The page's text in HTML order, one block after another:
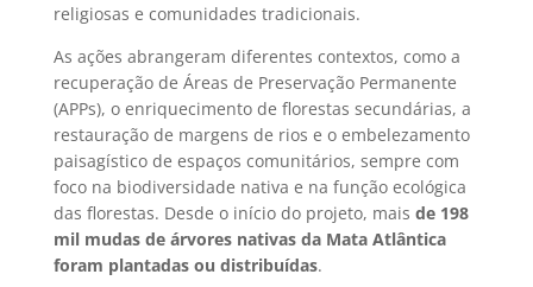
religiosas e comunidades tradicionais.
As ações abrangeram diferentes contextos, como a
recuperação de Áreas de Preservação Permanente
(APPs), o enriquecimento de florestas secundárias, a
restauração de margens de rios e o embelezamento
paisagístico de espaços comunitários, sempre com
foco na biodiversidade nativa e na função ecológica
das florestas. Desde o início do projeto, mais de 198
mil mudas de árvores nativas da Mata Atlântica
foram plantadas ou distribuídas.